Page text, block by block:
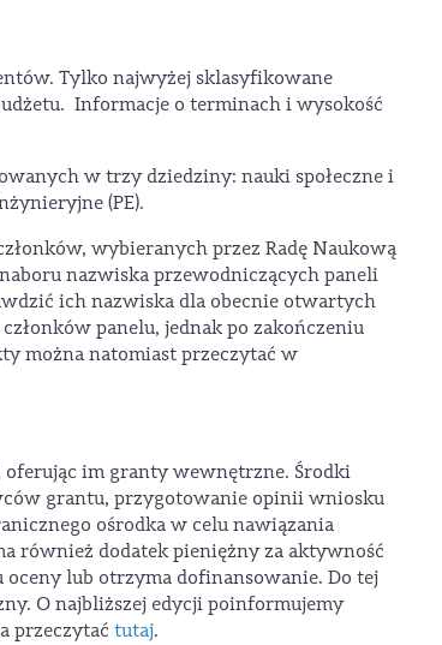
Tylko najwyżej sklasyfikowane
Informacje o terminach i wysokość
w trzy dziedziny: nauki społeczne i
(PE).
wybieranych przez Radę Naukową
nazwiska przewodniczących paneli
ich nazwiska dla obecnie otwartych
panelu, jednak po zakończeniu
można natomiast przeczytać w
oferując im granty wewnętrzne. Środki
grantu, przygotowanie opinii wniosku
ośrodka w celu nawiązania
również dodatek pieniężny za aktywność
oceny lub otrzyma dofinansowanie. Do tej
O najbliższej edycji poinformujemy
przeczytać tutaj.